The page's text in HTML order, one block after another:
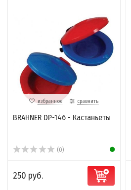
избранное сравнить
BRAHNER DP-146 - Кастаньеты
(0)
250 руб.